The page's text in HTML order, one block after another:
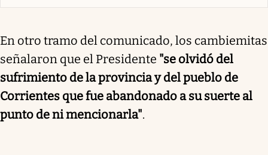
En otro tramo del comunicado, los cambiemitas
señalaron que el Presidente "se olvidó del
sufrimiento de la provincia y del pueblo de
Corrientes que fue abandonado a su suerte al
punto de ni mencionarla".